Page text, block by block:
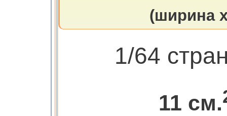
(ширина
1/64
11 см.